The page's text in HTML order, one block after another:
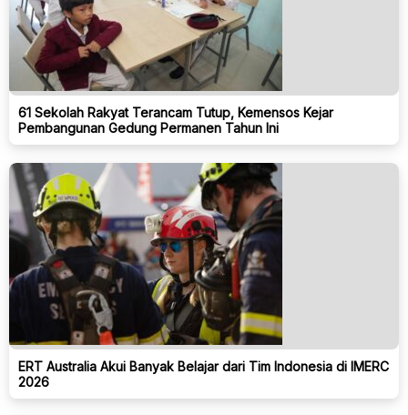
61 Sekolah Rakyat Terancam Tutup, Kemensos Kejar
Pembangunan Gedung Permanen Tahun Ini
ERT Australia Akui Banyak Belajar dari Tim Indonesia di IMERC
2026